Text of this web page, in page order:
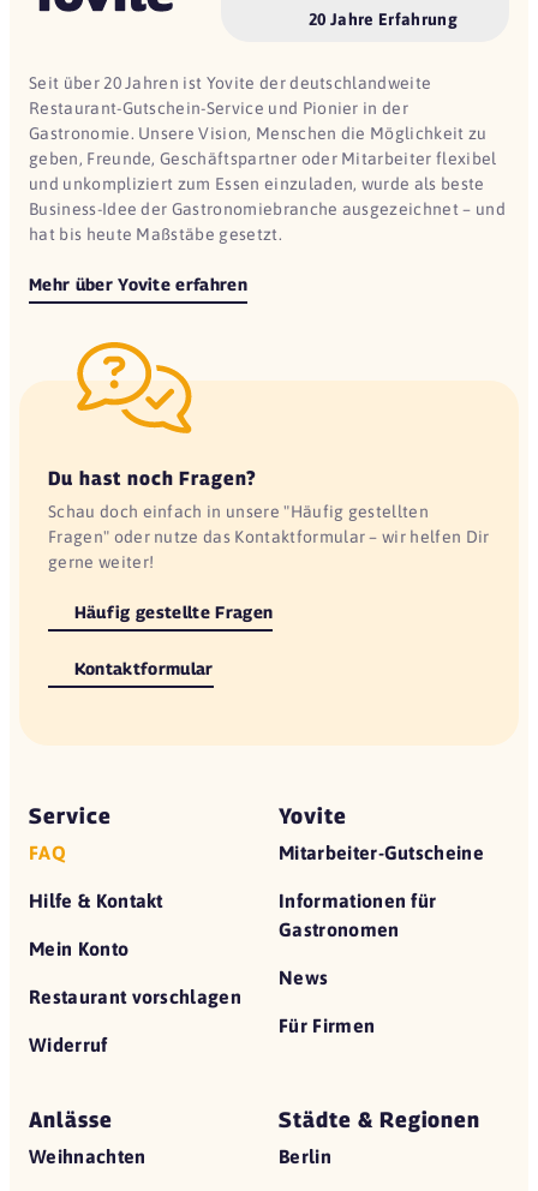
53177 Bonn
53111 Bonn
TAO
53175 Bonn
Wiener Feinbäcker Heberer
53111 Bonn
Wonderwaffel Bonn
53111 Bonn
L'Osteria
53332 Bornheim
Coffee Fellows
50321 Brühl (Rheinland)
L'Osteria
48653 Coesfeld
46434 Dinslaken
L'Osteria
46282 Dorsten
Coffee Fellows
Coffee Fellows
20 Jahre Erfahrung
Seit über 20 Jahren ist Yovite der deutschlandweite
Restaurant-Gutschein-Service und Pionier in der
Gastronomie. Unsere Vision, Menschen die Möglichkeit zu
geben, Freunde, Geschäftspartner oder Mitarbeiter flexibel
und unkompliziert zum Essen einzuladen, wurde als beste
Business-Idee der Gastronomiebranche ausgezeichnet – und
hat bis heute Maßstäbe gesetzt.
Mehr über Yovite erfahren
Du hast noch Fragen?
Schau doch einfach in unsere "Häufig gestellten
Fragen" oder nutze das Kontaktformular – wir helfen Dir
gerne weiter!
Häufig gestellte Fragen
Kontaktformular
Service
FAQ
Hilfe & Kontakt
Mein Konto
Restaurant vorschlagen
Widerruf
Yovite
Mitarbeiter-Gutscheine
Informationen für
Gastronomen
News
Für Firmen
Anlässe
Weihnachten
Städte & Regionen
Berlin